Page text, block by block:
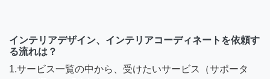
インテリアデザイン、インテリアコーディネートを依頼す
る流れは？
1.サービス一覧の中から、受けたいサービス（サポータ